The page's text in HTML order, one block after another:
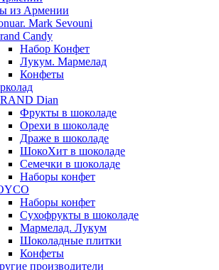
из Армении
Mark Sevouni
Candy
Набор Конфет
Лукум. Мармелад
Конфеты
Dian
Фрукты в шоколаде
Орехи в шоколаде
Драже в шоколаде
ШокоХит в шоколаде
Семечки в шоколаде
Наборы конфет
Наборы конфет
Сухофрукты в шоколаде
Мармелад. Лукум
Шоколадные плитки
Конфеты
производители